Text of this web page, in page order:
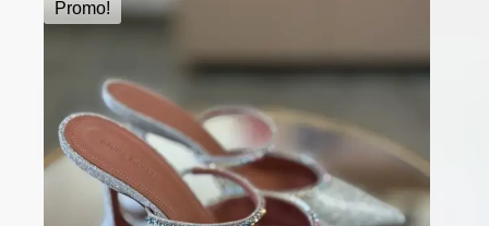
Promo!